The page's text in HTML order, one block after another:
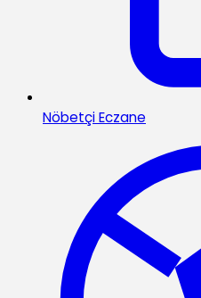
Nöbetçi Eczane